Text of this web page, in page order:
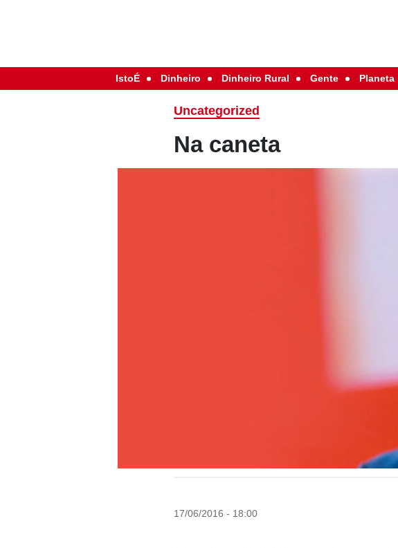
IstoÉ Dinheiro Dinheiro Rural Gente Planeta
Uncategorized
Na caneta
17/06/2016 - 18:00